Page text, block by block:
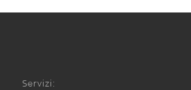
Servizi: